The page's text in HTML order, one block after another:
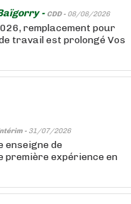
- CDD - 08/08/2026
remplacement pour
travail est prolongé Vos
- 31/07/2026
enseigne de
première expérience en